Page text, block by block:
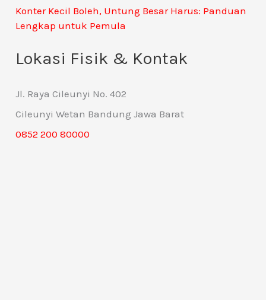
Konter Kecil Boleh, Untung Besar Harus: Panduan
Lengkap untuk Pemula
Lokasi Fisik & Kontak
Jl. Raya Cileunyi No. 402
Cileunyi Wetan Bandung Jawa Barat
0852 200 80000